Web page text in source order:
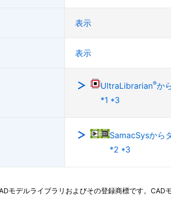
表示
表示
UltraLibrarian®か
*1 *3
SamacSysから
*2 *3
モデルライブラリおよびその登録商標です。